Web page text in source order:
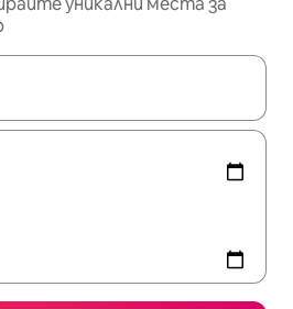
се покажат, използвайте